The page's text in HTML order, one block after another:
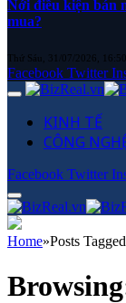
Nới điều kiện bán
mua?
Thứ Sáu, 31/07/2026, 16:50
Facebook Twitter
KINH TẾ
CÔNG
Facebook Twitter
Home»Posts